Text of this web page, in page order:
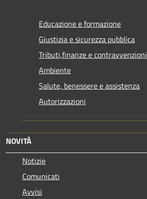
Educazione e formazione
Giustizia e sicurezza pubblica
Tributi,finanze e contravvenzioni
Ambiente
Salute, benessere e assistenza
Autorizzazioni
NOVITÀ
Notizie
Comunicati
Avvisi